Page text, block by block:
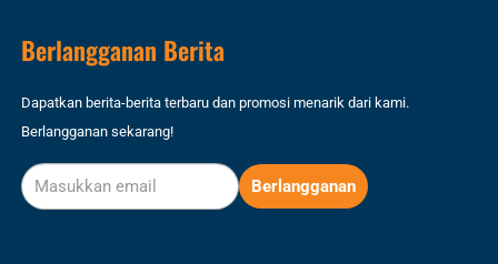
Berlangganan Berita
Dapatkan berita-berita terbaru dan promosi menarik dari kami.
Berlangganan sekarang!